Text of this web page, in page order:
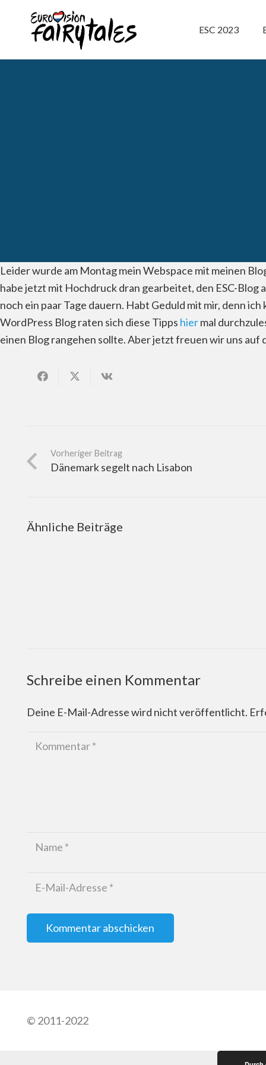
ESC 2023
Leider wurde am Montag mein Webspace mit meinen
habe jetzt mit Hochdruck dran gearbeitet, den ESC-
noch ein paar Tage dauern. Habt Geduld mit mir, denn
WordPress Blog raten sich diese Tipps hiermal
einen Blog rangehen sollte. Aber jetzt freuen wir uns auf
Vorheriger Beitrag
Dänemark segelt nach Lisabon
Ähnliche Beiträge
Schreibe einen Kommentar
Deine E-Mail-Adresse wird nicht veröffentlicht.
Kommentar abschicken
© 2011-2022